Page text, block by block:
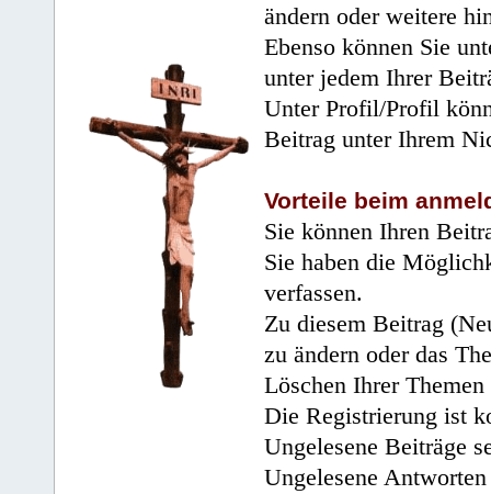
ändern oder weitere
Ebenso können Sie
unter jedem Ihrer
Unter Profil/Profil
Beitrag unter Ihrem
Vorteile beim
Sie können Ihren
Sie haben die
verfassen.
Zu diesem Beitrag
zu ändern oder das
Löschen Ihrer
Die Registrierung ist
Ungelesene Beiträge
Ungelesene